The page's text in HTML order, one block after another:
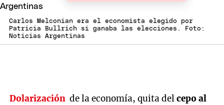
Carlos Melconian era el economista elegido por
Patricia Bullrich si ganaba las elecciones. Foto:
Noticias Argentinas
Dolarización de la economía, quita delcepo al